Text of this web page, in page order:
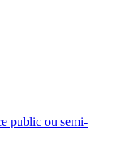
public ou semi-